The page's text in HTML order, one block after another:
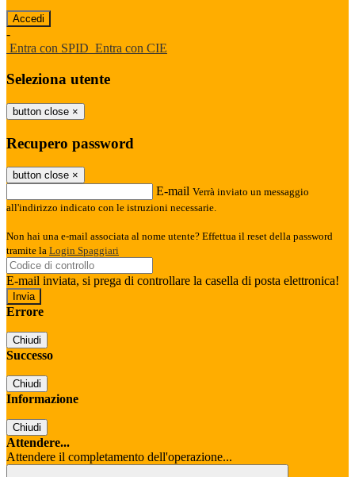
-
Entra con SPID Entra con CIE
Seleziona utente
button close ×
Recupero password
button close ×
E-mail Verrà inviato un messaggio
all'indirizzo indicato con le istruzioni necessarie.
Non hai una e-mail associata al nome utente? Effettua il reset della password
tramite la Login Spaggiari
E-mail inviata, si prega di controllare la casella di posta elettronica!
Errore
Chiudi
Successo
Chiudi
Informazione
Chiudi
Attendere...
Attendere il completamento dell'operazione...